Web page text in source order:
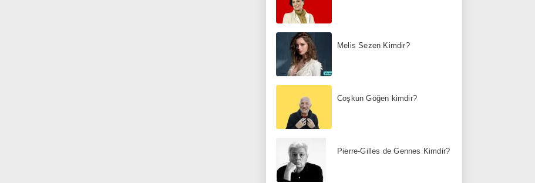
Melis Sezen Kimdir?
Coşkun Göğen kimdir?
Pierre-Gilles de Gennes Kimdir?